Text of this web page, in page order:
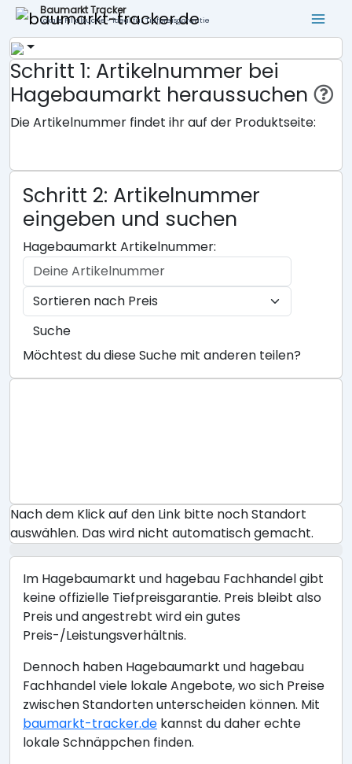
Baumarkt Tracker
Lokale Filialsuche - ideal für Tiefpreisgarantie
Schritt 1: Artikelnummer bei
Hagebaumarkt heraussuchen
Die Artikelnummer findet ihr auf der Produktseite:
Schritt 2: Artikelnummer
eingeben und suchen
Hagebaumarkt Artikelnummer:
Suche
Möchtest du diese Suche mit anderen teilen?
Nach dem Klick auf den Link bitte noch Standort
auswählen. Das wird nicht automatisch gemacht.
Im Hagebaumarkt und hagebau Fachhandel gibt
keine offizielle Tiefpreisgarantie. Preis bleibt also
Preis und angestrebt wird ein gutes
Preis-/Leistungsverhältnis.
Dennoch haben Hagebaumarkt und hagebau
Fachhandel viele lokale Angebote, wo sich Preise
zwischen Standorten unterscheiden können. Mit
baumarkt-tracker.de kannst du daher echte
lokale Schnäppchen finden.